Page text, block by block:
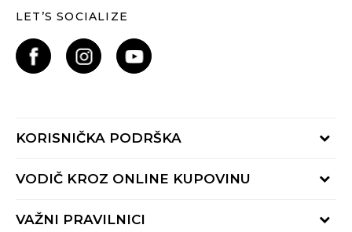
LET’S SOCIALIZE
KORISNIČKA PODRŠKA
Provjeri status porudžbine
Radno vrijeme 9-16h
VODIČ KROZ ONLINE KUPOVINU
Načini isporuke
VAŽNI PRAVILNICI